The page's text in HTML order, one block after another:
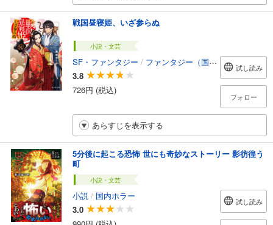
戦国昼寝姫、いざ参らぬ
小説・文芸
SF・ファンタジー / ファンタジー（国内）
3.8
726円 (税込)
試し読み
フォロー
あらすじを表示する
5分後に起こる恐怖 世にも奇妙なストーリー 影彷徨う
町
小説・文芸
小説 / 国内ホラー
3.0
試し読み